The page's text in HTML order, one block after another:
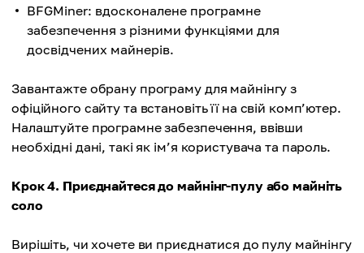
BFGMiner: вдосконалене програмне
забезпечення з різними функціями для
досвідчених майнерів.
Завантажте обрану програму для майнінгу з
офіційного сайту та встановіть її на свій комп’ютер.
Налаштуйте програмне забезпечення, ввівши
необхідні дані, такі як ім’я користувача та пароль.
Крок 4. Приєднайтеся до майнінг-пулу або майніть
соло
Вирішіть, чи хочете ви приєднатися до пулу майнінгу